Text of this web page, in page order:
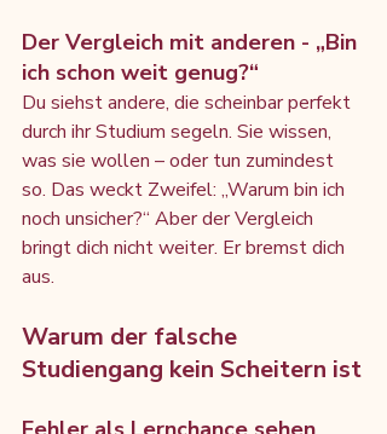
Der Vergleich mit anderen - „Bin
ich schon weit genug?“
Du siehst andere, die scheinbar perfekt
durch ihr Studium segeln. Sie wissen,
was sie wollen – oder tun zumindest
so. Das weckt Zweifel: „Warum bin ich
noch unsicher?“ Aber der Vergleich
bringt dich nicht weiter. Er bremst dich
aus.
Warum der falsche
Studiengang kein Scheitern ist